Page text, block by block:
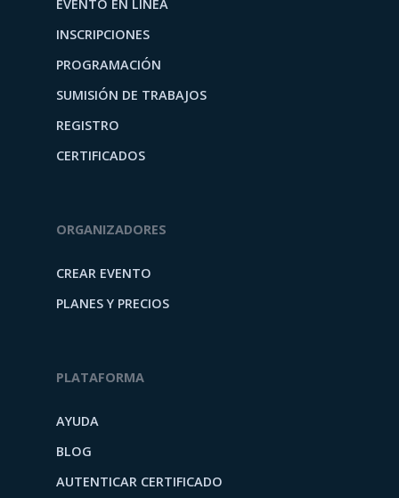
EVENTO EN LÍNEA
INSCRIPCIONES
PROGRAMACIÓN
SUMISIÓN DE TRABAJOS
REGISTRO
CREAR EVENTO
AYUDA
BLOG